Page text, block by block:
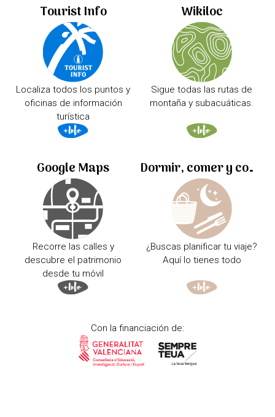
Tourist Info
Localiza todos los puntos y
oficinas de información
turística
Wikiloc
Sigue todas las rutas de
montaña y subacuáticas.
Google Maps
Recorre las calles y
descubre el patrimonio
desde tu móvil
Dormir, comer y comprar
¿Buscas planificar tu viaje?
Aquí lo tienes todo
Con la financiación de: